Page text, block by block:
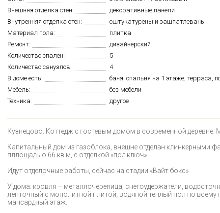
Внешняя отделка стен:
декоративные панели
Внутренняя отделка стен:
оштукатурены и зашпатлеваны
Материал пола:
плитка
Ремонт:
дизайнерский
Количество спален:
5
Количество санузлов:
4
В доме есть:
баня, спальня на 1 этаже, терраса,
Мебель:
без мебели
Техника:
другое
Кузнецово. Коттедж с гостевым домом в современной
Капитальный дом из газоблока, внешне отделан клинкерными
пллощадью 66 кв.м, с отделкой «под ключ».
Идут отделочные работы, сейчас на стадии «Вайт бокс»
У дома: кровля – металлочерепица, снегоудержатели,
ленточный с монолитной плитой, водяной теплый пол по
мансардный этаж.